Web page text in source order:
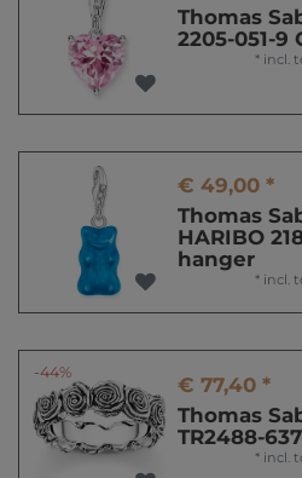
Thomas
2205-051-
* incl.
€ 49,00 *
Thomas
HARIBO
hanger
* incl.
-44%
€ 77,40 *
Thomas
TR2488-
* incl.